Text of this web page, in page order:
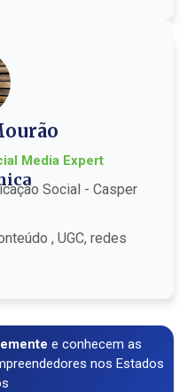
Media Expert
Social - Casper
, UGC, redes
e conhecem as
nos Estados